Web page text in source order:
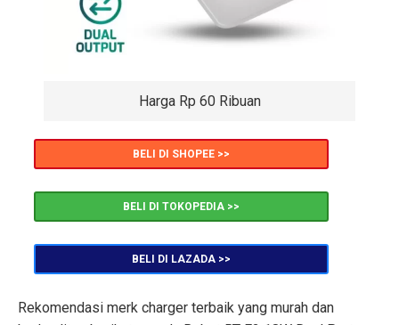
Harga Rp 60 Ribuan
BELI DI SHOPEE >>
BELI DI TOKOPEDIA >>
BELI DI LAZADA >>
Rekomendasi merk charger terbaik yang murah dan